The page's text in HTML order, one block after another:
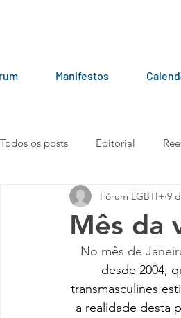
Manifestos
Todos os posts Editorial
LGBT+ pelo mundo Por
101010 Carta
Mês da
Fórum LGBTI+ 9
No mês de
desde 2004,
transmasculines
a realidade desta